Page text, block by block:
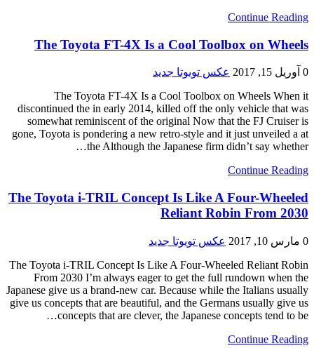
Continue Reading
The Toyota FT-4X Is a Cool Toolbox on Wheels
0 آوریل 15, 2017
عکس تویوتا جدید
The Toyota FT-4X Is a Cool Toolbox on Wheels When it
discontinued the in early 2014, killed off the only vehicle that was
somewhat reminiscent of the original Now that the FJ Cruiser is
gone, Toyota is pondering a new retro-style and it just unveiled a at
the Although the Japanese firm didn’t say whether…
Continue Reading
The Toyota i-TRIL Concept Is Like A Four-Wheeled
Reliant Robin From 2030
0 مارس 10, 2017
عکس تویوتا جدید
The Toyota i-TRIL Concept Is Like A Four-Wheeled Reliant Robin
From 2030 I’m always eager to get the full rundown when the
Japanese give us a brand-new car. Because while the Italians usually
give us concepts that are beautiful, and the Germans usually give us
concepts that are clever, the Japanese concepts tend to be…
Continue Reading